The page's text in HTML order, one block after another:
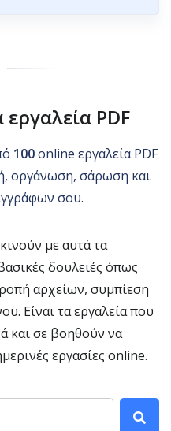
PDF
100online εργαλεία PDF
οργάνωση, σάρωση και
σου.
με αυτά τα
δουλειές όπως
αρχείων, συμπίεση
Είναι τα εργαλεία που
και σε βοηθούν να
εργασίες online.